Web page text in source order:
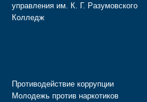
управления им. К. Г. Разумовского
Колледж
Противодействие коррупции
Молодежь против наркотиков